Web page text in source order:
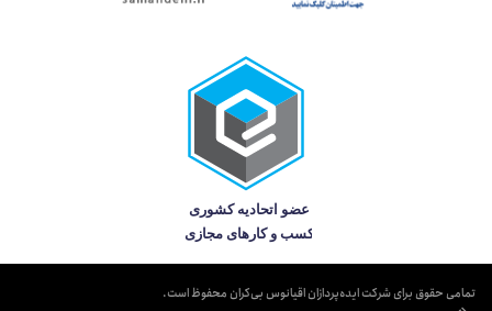
تمامی حقوق برای شرکت ایده‌پردازان اقیانوس بی‌کران محفوظ است.